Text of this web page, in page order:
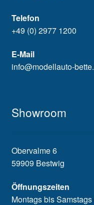
Telefon
+49 (0) 2977 1200
E-Mail
info@modellauto-
Showroom
Obervalme 6
59909 Bestwig
Öffnungszeiten
Montags bis